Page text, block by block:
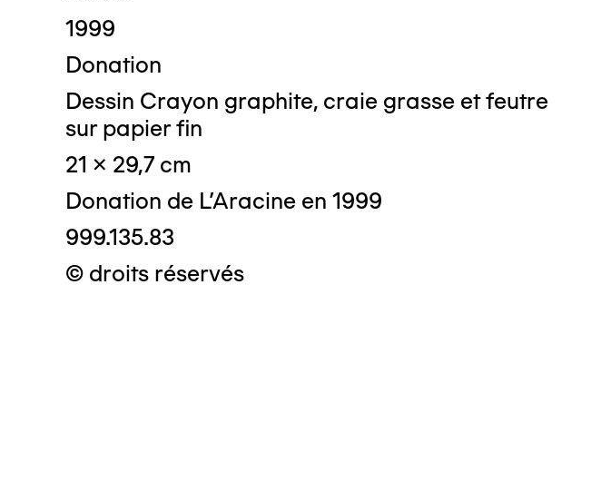
1999
Donation
Dessin Crayon graphite, craie grasse et feutre
sur papier fin
21 x 29,7 cm
Donation de L'Aracine en 1999
999.135.83
© droits réservés